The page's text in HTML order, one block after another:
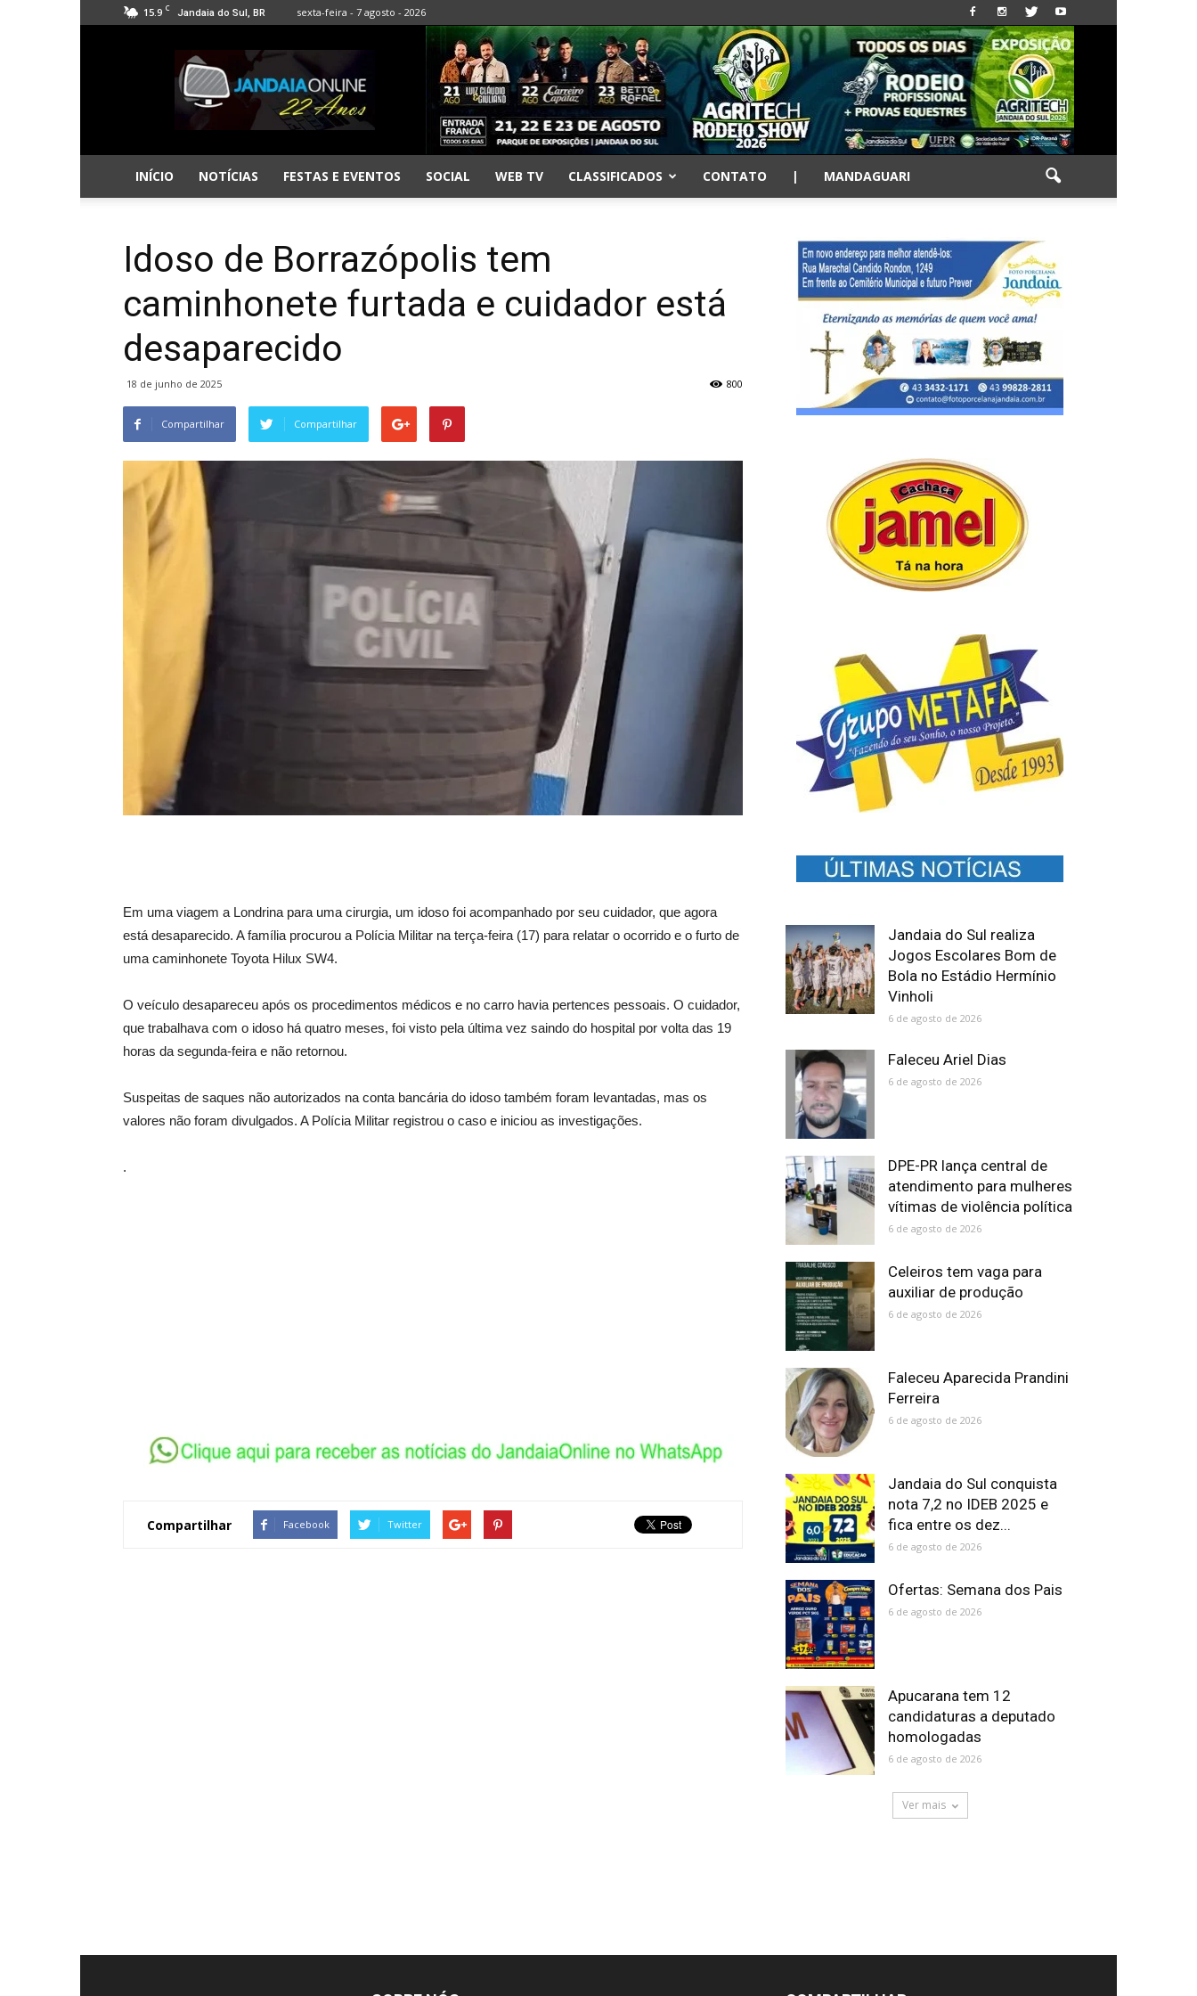
15.9 C Jandaia do Sul, BR sexta-feira - 7 agosto - 2026
Jandaia
Online
INÍCIO NOTÍCIAS FESTAS E EVENTOS SOCIAL WEB TV CLASSIFICADOS CONTATO | MANDAGUARI
Idoso de Borrazópolis tem
caminhonete furtada e cuidador está
desaparecido
18 de junho de 2025 800
Compartilhar Compartilhar
Em uma viagem a Londrina para uma cirurgia, um idoso foi acompanhado por seu cuidador, que agora
está desaparecido. A família procurou a Polícia Militar na terça-feira (17) para relatar o ocorrido e o furto de
uma caminhonete Toyota Hilux SW4.
O veículo desapareceu após os procedimentos médicos e no carro havia pertences pessoais. O cuidador,
que trabalhava com o idoso há quatro meses, foi visto pela última vez saindo do hospital por volta das 19
horas da segunda-feira e não retornou.
Suspeitas de saques não autorizados na conta bancária do idoso também foram levantadas, mas os
valores não foram divulgados. A Polícia Militar registrou o caso e iniciou as investigações.
.
Compartilhar Facebook Twitter
Jandaia do Sul realiza
Jogos Escolares Bom de
Bola no Estádio Hermínio
Vinholi
6 de agosto de 2026
Faleceu Ariel Dias
6 de agosto de 2026
DPE-PR lança central de
atendimento para mulheres
vítimas de violência política
6 de agosto de 2026
Celeiros tem vaga para
auxiliar de produção
6 de agosto de 2026
Faleceu Aparecida Prandini
Ferreira
6 de agosto de 2026
Jandaia do Sul conquista
nota 7,2 no IDEB 2025 e
fica entre os dez...
6 de agosto de 2026
Ofertas: Semana dos Pais
6 de agosto de 2026
Apucarana tem 12
candidaturas a deputado
homologadas
6 de agosto de 2026
Ver mais